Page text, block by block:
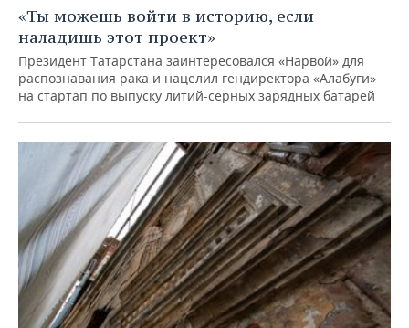
«Ты можешь войти в историю, если
наладишь этот проект»
Президент Татарстана заинтересовался «Нарвой» для
распознавания рака и нацелил гендиректора «Алабуги»
на стартап по выпуску литий-серных зарядных батарей